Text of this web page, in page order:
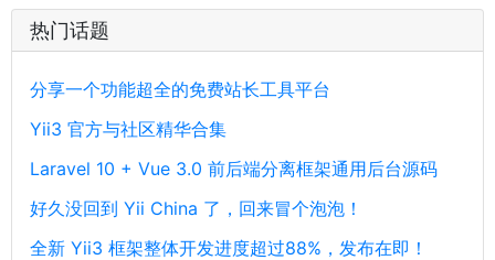
热门话题
分享一个功能超全的免费站长工具平台
Yii3 官方与社区精华合集
Laravel 10 + Vue 3.0 前后端分离框架通用后台源码
好久没回到 Yii China 了，回来冒个泡泡！
全新 Yii3 框架整体开发进度超过88%，发布在即！